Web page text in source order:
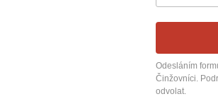
Odesláním
Činžovníci.
odvolat.